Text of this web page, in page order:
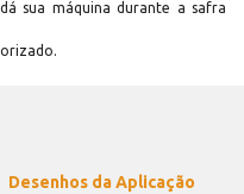
sua máquina durante a safra
Desenhos da Aplicação